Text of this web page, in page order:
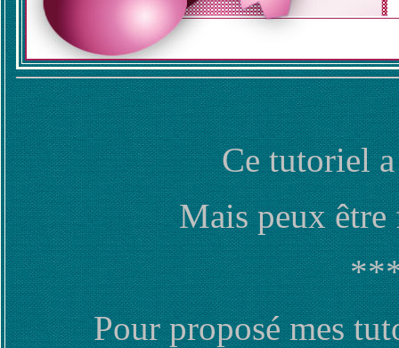
Ce tutoriel
Mais peux être
Pour proposé mes